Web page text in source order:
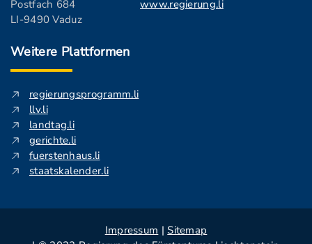
Postfach 684
LI-9490 Vaduz
www.regierung.li
Weitere Plattformen
regierungsprogramm.li
llv.li
landtag.li
gerichte.li
fuerstenhaus.li
staatskalender.li
Impressum | Sitemap